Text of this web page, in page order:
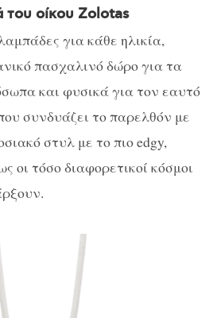
του οίκου Zolotas
για κάθε ηλικία,
πασχαλινό δώρο για τα
και φυσικά για τον εαυτό
συνδυάζει το παρελθόν με
στυλ με το πιο edgy,
οι τόσο διαφορετικοί κόσμοι